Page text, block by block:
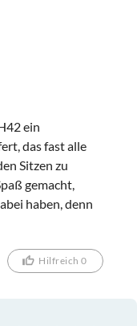
ein
das fast alle
Sitzen zu
gemacht,
haben, denn
Hilfreich 0